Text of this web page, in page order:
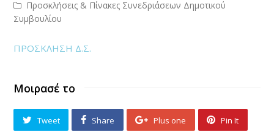
Προσκλήσεις & Πίνακες Συνεδριάσεων Δημοτικού
Συμβουλίου
ΠΡΟΣΚΛΗΣΗ Δ.Σ.
Μοιρασέ το
Tweet Share Plus one Pin It